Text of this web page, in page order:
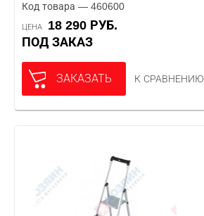
Код товара — 460600
ЦЕНА
18 290 РУБ.
ПОД ЗАКАЗ
ЗАКАЗАТЬ К СРАВНЕНИЮ